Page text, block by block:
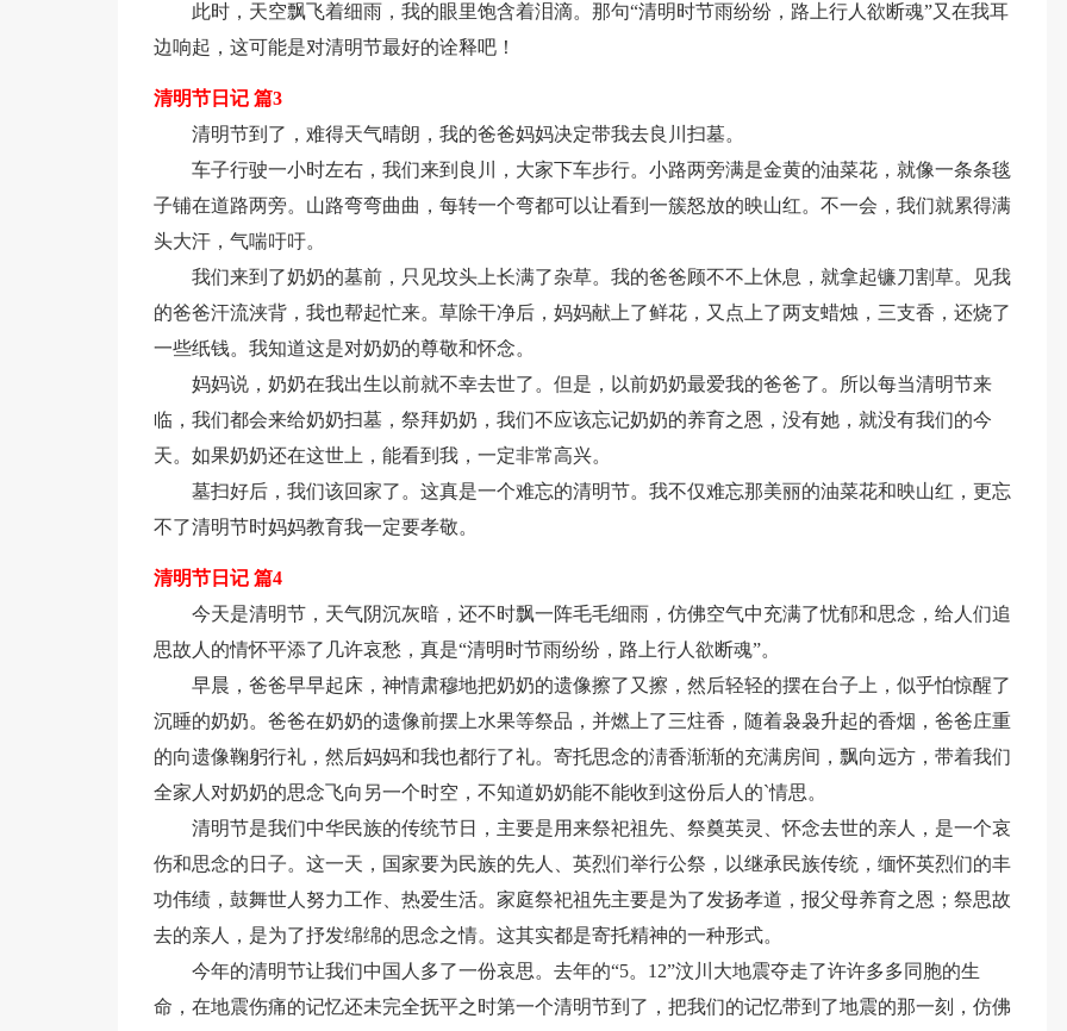
此时，天空飘飞着细雨，我的眼里饱含着泪滴。那句“清明时节雨纷纷，路上行人欲断魂”又在我耳
边响起，这可能是对清明节最好的诠释吧！
清明节日记 篇3
清明节到了，难得天气晴朗，我的爸爸妈妈决定带我去良川扫墓。
车子行驶一小时左右，我们来到良川，大家下车步行。小路两旁满是金黄的油菜花，就像一条条毯
子铺在道路两旁。山路弯弯曲曲，每转一个弯都可以让看到一簇怒放的映山红。不一会，我们就累得满
头大汗，气喘吁吁。
我们来到了奶奶的墓前，只见坟头上长满了杂草。我的爸爸顾不不上休息，就拿起镰刀割草。见我
的爸爸汗流浃背，我也帮起忙来。草除干净后，妈妈献上了鲜花，又点上了两支蜡烛，三支香，还烧了
一些纸钱。我知道这是对奶奶的尊敬和怀念。
妈妈说，奶奶在我出生以前就不幸去世了。但是，以前奶奶最爱我的爸爸了。所以每当清明节来
临，我们都会来给奶奶扫墓，祭拜奶奶，我们不应该忘记奶奶的养育之恩，没有她，就没有我们的今
天。如果奶奶还在这世上，能看到我，一定非常高兴。
墓扫好后，我们该回家了。这真是一个难忘的清明节。我不仅难忘那美丽的油菜花和映山红，更忘
不了清明节时妈妈教育我一定要孝敬。
清明节日记 篇4
今天是清明节，天气阴沉灰暗，还不时飘一阵毛毛细雨，仿佛空气中充满了忧郁和思念，给人们追
思故人的情怀平添了几许哀愁，真是“清明时节雨纷纷，路上行人欲断魂”。
早晨，爸爸早早起床，神情肃穆地把奶奶的遗像擦了又擦，然后轻轻的摆在台子上，似乎怕惊醒了
沉睡的奶奶。爸爸在奶奶的遗像前摆上水果等祭品，并燃上了三炷香，随着袅袅升起的香烟，爸爸庄重
的向遗像鞠躬行礼，然后妈妈和我也都行了礼。寄托思念的淸香渐渐的充满房间，飘向远方，带着我们
全家人对奶奶的思念飞向另一个时空，不知道奶奶能不能收到这份后人的`情思。
清明节是我们中华民族的传统节日，主要是用来祭祀祖先、祭奠英灵、怀念去世的亲人，是一个哀
伤和思念的日子。这一天，国家要为民族的先人、英烈们举行公祭，以继承民族传统，缅怀英烈们的丰
功伟绩，鼓舞世人努力工作、热爱生活。家庭祭祀祖先主要是为了发扬孝道，报父母养育之恩；祭思故
去的亲人，是为了抒发绵绵的思念之情。这其实都是寄托精神的一种形式。
今年的清明节让我们中国人多了一份哀思。去年的“5。12”汶川大地震夺走了许许多多同胞的生
命，在地震伤痛的记忆还未完全抚平之时第一个清明节到了，把我们的记忆带到了地震的那一刻，仿佛